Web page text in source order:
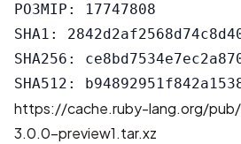
РОЗМІР: 17747808
SHA1:
SHA256:
https://cache.ruby-lang.org/
3.0.0-preview1.tar.xz